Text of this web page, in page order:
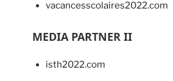
vacancesscolaires2022.com
MEDIA PARTNER II
isth2022.com